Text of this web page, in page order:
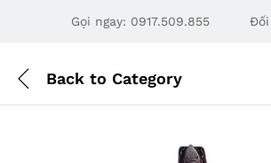
Gọi ngay: 0917.509.855 Đối
Back to Category